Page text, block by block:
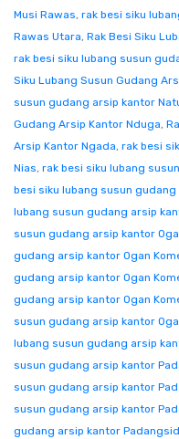
Musi Rawas, rak besi siku
Rawas Utara, Rak Besi Siku
rak besi siku lubang susun
Siku Lubang Susun Gudang
susun gudang arsip kantor
Gudang Arsip Kantor Nduga,
Arsip Kantor Ngada, rak besi
Nias, rak besi siku lubang
besi siku lubang susun
lubang susun gudang arsip
susun gudang arsip kantor
gudang arsip kantor Ogan
gudang arsip kantor Ogan
gudang arsip kantor Ogan
susun gudang arsip kantor
lubang susun gudang arsip
susun gudang arsip kantor
susun gudang arsip kantor
susun gudang arsip kantor
gudang arsip kantor